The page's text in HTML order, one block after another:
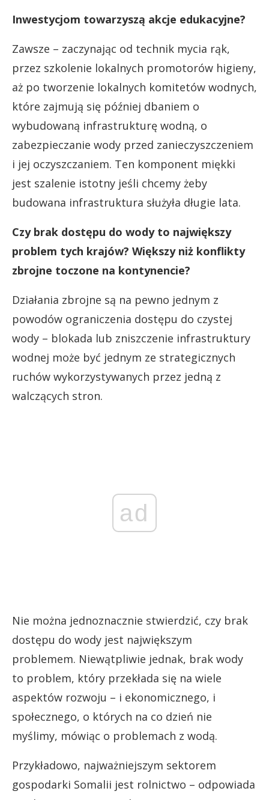
Inwestycjom towarzyszą akcje edukacyjne?
Zawsze – zaczynając od technik mycia rąk,
przez szkolenie lokalnych promotorów higieny,
aż po tworzenie lokalnych komitetów wodnych,
które zajmują się później dbaniem o
wybudowaną infrastrukturę wodną, o
zabezpieczanie wody przed zanieczyszczeniem
i jej oczyszczaniem. Ten komponent miękki
jest szalenie istotny jeśli chcemy żeby
budowana infrastruktura służyła długie lata.
Czy brak dostępu do wody to największy
problem tych krajów? Większy niż konflikty
zbrojne toczone na kontynencie?
Działania zbrojne są na pewno jednym z
powodów ograniczenia dostępu do czystej
wody – blokada lub zniszczenie infrastruktury
wodnej może być jednym ze strategicznych
ruchów wykorzystywanych przez jedną z
walczących stron.
ad
Nie można jednoznacznie stwierdzić, czy brak
dostępu do wody jest największym
problemem. Niewątpliwie jednak, brak wody
to problem, który przekłada się na wiele
aspektów rozwoju – i ekonomicznego, i
społecznego, o których na co dzień nie
myślimy, mówiąc o problemach z wodą.
Przykładowo, najważniejszym sektorem
gospodarki Somalii jest rolnictwo – odpowiada